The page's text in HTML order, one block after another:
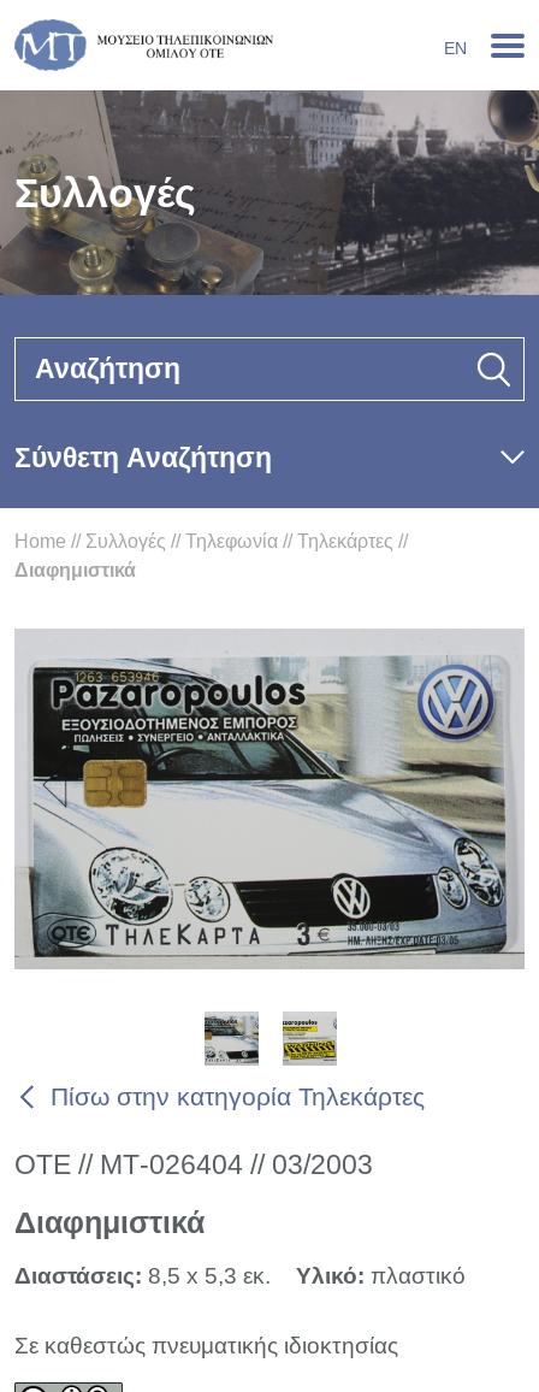
EN
Συλλογές
Αναζήτηση
Σύνθετη Αναζήτηση
Home // Συλλογές //Τηλεφωνία //Τηλεκάρτες //
Διαφημιστικά
Πίσω στην κατηγορία Τηλεκάρτες
ΟΤΕ // ΜΤ-026404 // 03/2003
Διαφημιστικά
Διαστάσεις: 8,5 x 5,3 εκ. Υλικό: πλαστικό
Σε καθεστώς πνευματικής ιδιοκτησίας